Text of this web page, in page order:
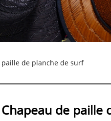
paille de planche de surf
Chapeau de paille